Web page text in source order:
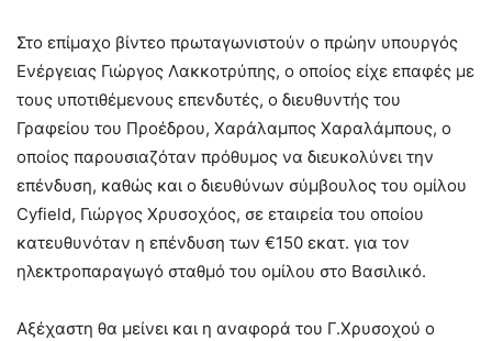
Στο επίμαχο βίντεο πρωταγωνιστούν ο πρώην υπουργός
Ενέργειας Γιώργος Λακκοτρύπης, ο οποίος είχε επαφές με
τους υποτιθέμενους επενδυτές, ο διευθυντής του
Γραφείου του Προέδρου, Χαράλαμπος Χαραλάμπους, ο
οποίος παρουσιαζόταν πρόθυμος να διευκολύνει την
επένδυση, καθώς και ο διευθύνων σύμβουλος του ομίλου
Cyfield, Γιώργος Χρυσοχόος, σε εταιρεία του οποίου
κατευθυνόταν η επένδυση των €150 εκατ. για τον
ηλεκτροπαραγωγό σταθμό του ομίλου στο Βασιλικό.
Αξέχαστη θα μείνει και η αναφορά του Γ.Χρυσοχού ο